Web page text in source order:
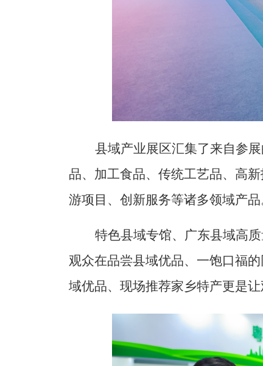
县域产业展区汇集了来自参
品、加工食品、传统工艺品、高
游项目、创新服务等诸多领域产品
特色县域专馆、广东县域高
观众在品尝县域优品、 一饱口福
域优品、现场推荐家乡特产更是